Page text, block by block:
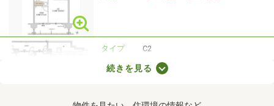
タイプ
C2
3LDK
専有面積
69.32m
続きを見る